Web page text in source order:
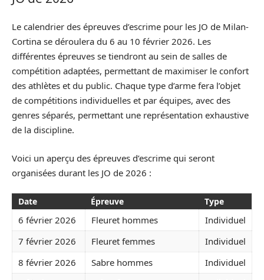
Le calendrier des épreuves d’escrime pour les JO de Milan-
Cortina se déroulera du 6 au 10 février 2026. Les
différentes épreuves se tiendront au sein de salles de
compétition adaptées, permettant de maximiser le confort
des athlètes et du public. Chaque type d’arme fera l’objet
de compétitions individuelles et par équipes, avec des
genres séparés, permettant une représentation exhaustive
de la discipline.
Voici un aperçu des épreuves d’escrime qui seront
organisées durant les JO de 2026 :
Date Épreuve Type
6 février 2026 Fleuret hommes
Individuel
7 février 2026
Fleuret femmes
Individuel
8 février 2026
Sabre hommes
Individuel